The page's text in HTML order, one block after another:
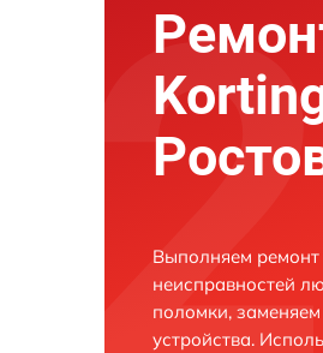
Выполняем
неисправностей
поломки,
устройства.